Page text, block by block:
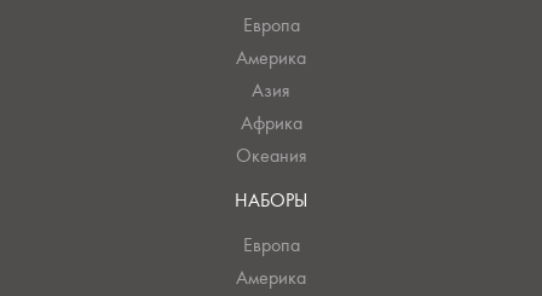
Европа
Америка
Азия
Африка
Океания
НАБОРЫ
Европа
Америка